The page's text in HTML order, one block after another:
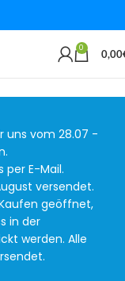
0 0,00
uns vom 28.07 -
per E-Mail.
versendet.
geöffnet,
in der
werden. Alle